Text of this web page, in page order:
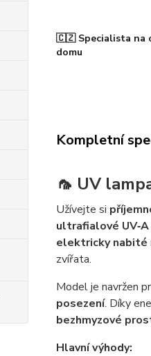
🇨🇿 Specialista na
domu
Kompletní
🦟 UV
Užívejte si
ultrafialové
elektricky nabité
zvířata.
Model je navržen
posezení. Díky
bezhmyzové
Hlavní výhody: